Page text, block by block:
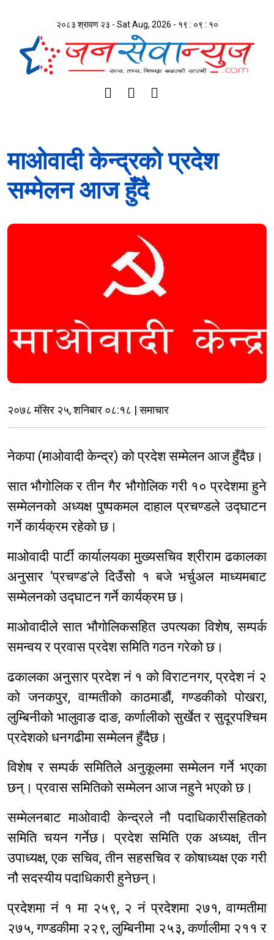
२०८३ श्रावण २३ - Sat Aug, 2026 - १९ : ०९ : ११
माओवादी केन्द्रको प्रदेश
सम्मेलन आज हुँदै
२०७८ मंसिर २५, शनिबार ०८:१८ | समाचार
नेकपा (माओवादी केन्द्र) को प्रदेश सम्मेलन आज हुँदैछ।
सात भौगोलिक र तीन गैर भौगोलिक गरी १० प्रदेशमा हुने
सम्मेलनको अध्यक्ष पुष्पकमल दाहाल प्रचण्डले उद्घाटन
गर्ने कार्यक्रम रहेको छ।
माओवादी पार्टी कार्यालयका मुख्यसचिव श्रीराम ढकालका
अनुसार ‘प्रचण्ड’ले दिउँसो १ बजे भर्चुअल माध्यमबाट
सम्मेलनको उद्घाटन गर्ने कार्यक्रम छ।
माओवादीले सात भौगोलिकसहित उपत्यका विशेष, सम्पर्क
समन्वय र प्रवास प्रदेश समिति गठन गरेको छ।
ढकालका अनुसार प्रदेश नं १ को विराटनगर, प्रदेश नं २
को जनकपुर, वाग्मतीको काठमाडौं, गण्डकीको पोखरा,
लुम्बिनीको भालुवाङ दाङ, कर्णालीको सुर्खेत र सुदूरपश्चिम
प्रदेशको धनगढीमा सम्मेलन हुँदैछ।
विशेष र सम्पर्क समितिले अनुकूलमा सम्मेलन गर्ने भएका
छन्। प्रवास समितिको सम्मेलन आज नहुने भएको छ।
सम्मेलनबाट माओवादी केन्द्रले नौ पदाधिकारीसहितको
समिति चयन गर्नेछ। प्रदेश समिति एक अध्यक्ष, तीन
उपाध्यक्ष, एक सचिव, तीन सहसचिव र कोषाध्यक्ष एक गरी
नौ सदस्यीय पदाधिकारी हुनेछन्।
प्रदेशमा नं १ मा २५९, २ नं प्रदेशमा २७१, वाग्मतीमा
२७५, गण्डकीमा २२९, लुम्बिनीमा २५३, कर्णालीमा २११ र